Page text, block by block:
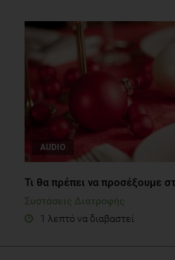
AUDIO
Τι θα πρέπει να προσέξουμε
Συστάσεις Διατροφής
1 λεπτό να διαβαστεί